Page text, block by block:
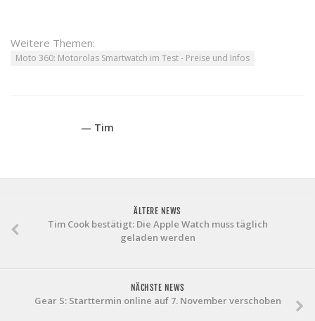
Weitere Themen:
Moto 360: Motorolas Smartwatch im Test - Preise und Infos
— Tim
ÄLTERE NEWS
Tim Cook bestätigt: Die Apple Watch muss täglich
geladen werden
NÄCHSTE NEWS
Gear S: Starttermin online auf 7. November verschoben